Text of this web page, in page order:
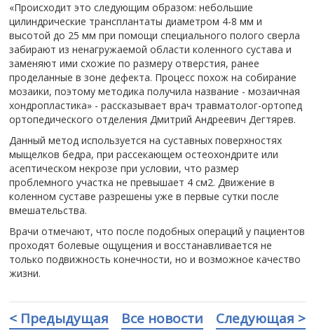
«Происходит это следующим образом: небольшие
цилиндрические трансплантаты диаметром 4-8 мм и
высотой до 25 мм при помощи специального полого сверла
забирают из ненагружаемой области коленного сустава и
заменяют ими схожие по размеру отверстия, ранее
проделанные в зоне дефекта. Процесс похож на собирание
мозаики, поэтому методика получила название - мозаичная
хондропластика» - рассказывает врач травматолог-ортопед
ортопедического отделения Дмитрий Андреевич Дегтярев.
Данный метод используется на суставных поверхностях
мыщелков бедра, при рассекающем остеохондрите или
асептическом некрозе при условии, что размер
проблемного участка не превышает 4 см2. Движение в
коленном суставе разрешены уже в первые сутки после
вмешательства.
Врачи отмечают, что после подобных операций у пациентов
проходят болевые ощущения и восстанавливается не
только подвижность конечности, но и возможное качество
жизни.
< Предыдущая Все новости Следующая >